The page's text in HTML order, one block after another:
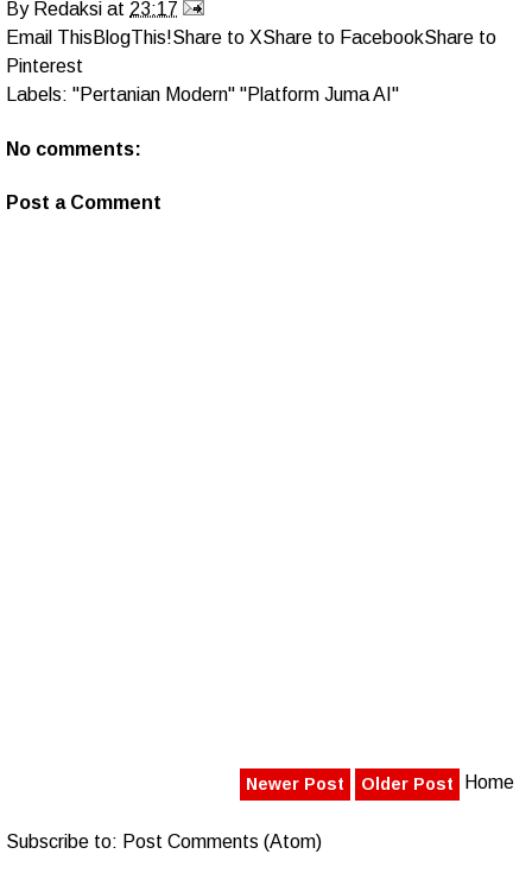
By Redaksi at 23:17
Email This BlogThis!Share to XShare to FacebookShare to
Pinterest
Labels: "Pertanian Modern" "Platform Juma AI"
No comments:
Post a Comment
Newer Post Older Post Home
Subscribe to: Post Comments (Atom)